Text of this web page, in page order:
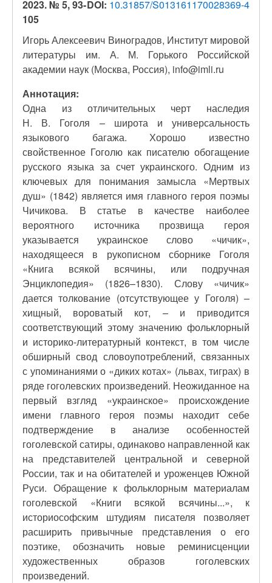
DOI: 10.31857/S013161170028369-4
2023. № 5, 93-
105
Игорь Алексеевич Виноградов, Институт мировой
литературы им. А. М. Горького Российской
академии наук (Москва, Россия), info@imli.ru
Аннотация:
Одна из отличительных черт наследия
Н. В. Гоголя – широта и универсальность
языкового багажа. Хорошо известно
свойственное Гоголю как писателю обогащение
русского языка за счет украинского. Одним из
ключевых для понимания замысла «Мертвых
душ» (1842) является имя главного героя поэмы
Чичикова. В статье в качестве наиболее
вероятного источника прозвища героя
указывается украинское слово «чичик»,
находящееся в рукописном сборнике Гоголя
«Книга всякой всячины, или подручная
Энциклопедия» (1826–1830). Слову «чичик»
дается толкование (отсутствующее у Гоголя) –
хищный, вороватый кот, – и приводится
соответствующий этому значению фольклорный
и историко-литературный контекст, в том числе
обширный свод словоупотреблений, связанных
с упоминаниями о «диких котах» (львах, тиграх) в
ряде гоголевских произведений. Неожиданное на
первый взгляд «украинское» происхождение
имени главного героя поэмы находит себе
подтверждение в анализе особенностей
гоголевской сатиры, одинаково направленной как
на представителей центральной и северной
России, так и на обитателей и уроженцев Южной
Руси. Обращение к фольклорным материалам
гоголевской «Книги всякой всячины...», к
историософским штудиям писателя позволяет
расширить привычные представления о его
поэтике, обозначить новые реминисценции
художественных образов гоголевских
произведений.